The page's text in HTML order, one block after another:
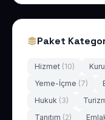
Paket
Hizmet (10)
Yeme-İçme (7)
Hukuk (3)
Tanıtım (2)